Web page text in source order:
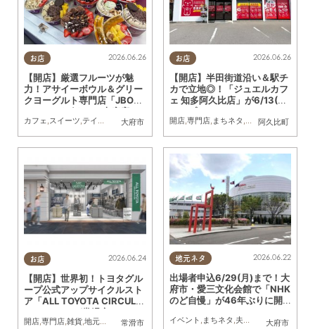
お店
大府市
2026.06.26
【開店】厳選フルーツが魅
力！アサイーボウル＆グリー
クヨーグルト専門店「JBOW
L（ジェイボウル）大府店」
が6/15(月)オープン
カフェ スイーツ テイクアウト ,開店 専門店,おひとりさま,友人 KURUTOHP
お店
阿久比町
2026.06.26
【開店】半田街道沿い＆駅チ
カで立地◎！「ジュエルカフ
ェ 知多阿久比店」が6/13(土)
オープン
開店, 専門店, まちネタ 夫婦,おひとりさま
お店
常滑市
2026.06.24
【開店】世界初！トヨタグル
ープ公式アップサイクルスト
ア「ALL TOYOTA CIRCULA
R STORE」が常滑市に7/1
(水)オープン
開店 専門店 雑貨 地元企業 家族,おひとりさま,友人 トレンド
地元ネタ
大府市
2026.06.22
出場者申込6/29(月)まで！大
府市・愛三文化会館で「NHK
のど自慢」が46年ぶりに開
イベント , まちネタ ,夫婦 おひとりさま